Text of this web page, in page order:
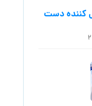
کننده دست